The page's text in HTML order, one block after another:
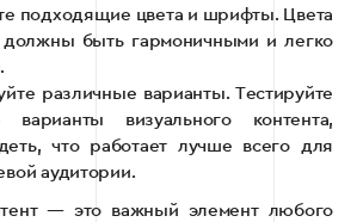
подходящие цвета и шрифты. Цвета
быть гармоничными и легко
различные варианты. Тестируйте
варианты визуального контента,
что работает лучше всего для
аудитории.
— это важный элемент любого